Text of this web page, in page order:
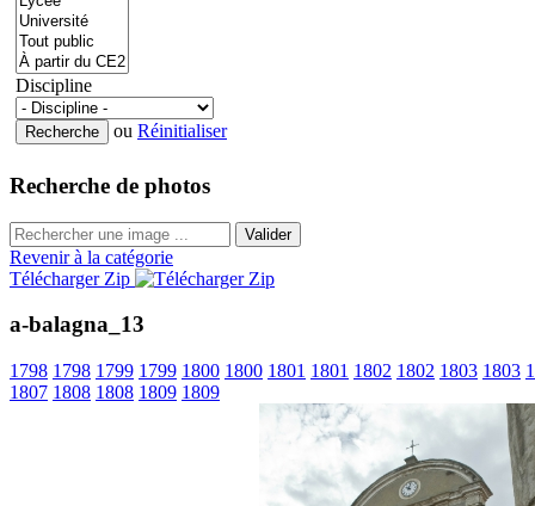
Discipline
ou Réinitialiser
Recherche de photos
Valider
Revenir à la catégorie
Télécharger Zip
a-balagna_13
1798 1798 1799 1799 1800 1800 1801 1801 1802 1802 1803 1803
1807 1808 1808 1809 1809